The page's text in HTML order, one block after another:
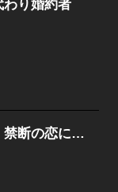
わり婚約者
愛され異世界花嫁は、禁断の恋に身を焦がす。